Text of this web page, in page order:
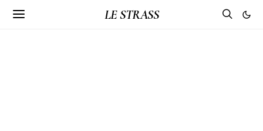
LE STRASS